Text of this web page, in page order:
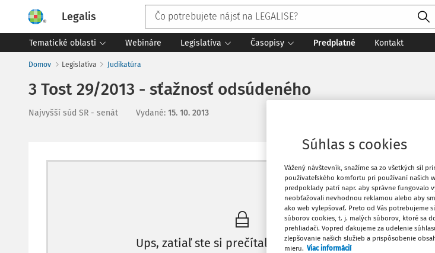
Legalis
Tematické oblasti Webináre Legislatíva Časopisy Predplatné Kontakt
Domov Legislatíva Judikatúra
3 Tost 29/2013 - sťažnosť odsúdeného
Najvyšší súd SR - senát Vydané: 15. 10. 2013
Máte predplatné? Prihláste sa
Ups, zatiaľ ste si prečítali len začiatok...
Súhlas s cookies
Vážený návštevník, snažíme sa zo všetkých síl
používateľského komfortu pri používaní našich
predpoklady patrí napr. aby správne fungovalo
neobťažovali nevhodnou reklamou alebo aby
ako web vylepšovať. Preto od Vás potrebujeme
súborov cookies, t. j. malých súborov, ktoré sa
prehliadači. Vopred ďakujeme za udelenie
zlepšovanie našich služieb a prispôsobenie
mieru. Viac informácií